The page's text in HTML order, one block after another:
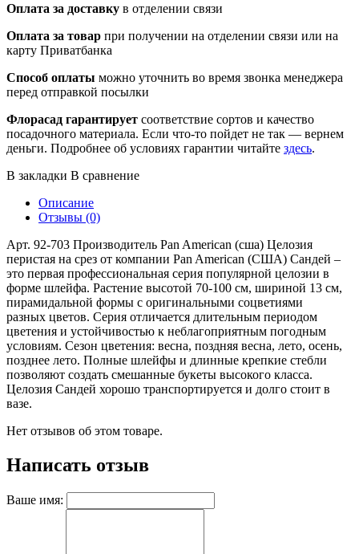
Оплата за доставку в отделении связи
Оплата за товар при получении на отделении связи или на
карту Приватбанка
Способ оплаты можно уточнить во время звонка менеджера
перед отправкой посылки
Флорасад гарантирует соответствие сортов и качество
посадочного материала. Если что-то пойдет не так — вернем
деньги. Подробнее об условиях гарантии читайте здесь.
В закладки В сравнение
Описание
Отзывы (0)
Арт. 92-703 Производитель Pan American (сша) Целозия
перистая на срез от компании Pan American (США) Сандей –
это первая профессиональная серия популярной целозии в
форме шлейфа. Растение высотой 70-100 см, шириной 13 см,
пирамидальной формы с оригинальными соцветиями
разных цветов. Серия отличается длительным периодом
цветения и устойчивостью к неблагоприятным погодным
условиям. Сезон цветения: весна, поздняя весна, лето, осень,
позднее лето. Полные шлейфы и длинные крепкие стебли
позволяют создать смешанные букеты высокого класса.
Целозия Сандей хорошо транспортируется и долго стоит в
вазе.
Нет отзывов об этом товаре.
Написать отзыв
Ваше имя: